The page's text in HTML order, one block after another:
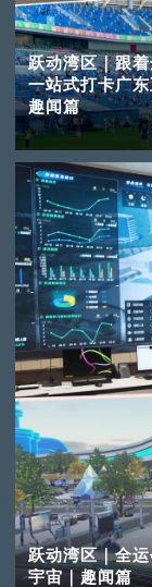
跃动湾区｜跟
一站式打卡广
趣闻篇
跃动湾区｜全
宇宙｜趣闻篇